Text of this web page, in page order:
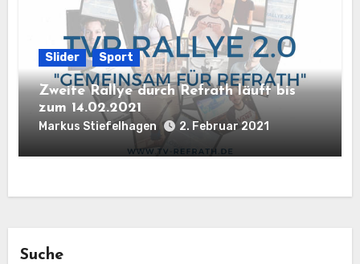
Slider Sport
Zweite Rallye durch Refrath läuft bis
zum 14.02.2021
Markus Stiefelhagen 2. Februar 2021
Suche